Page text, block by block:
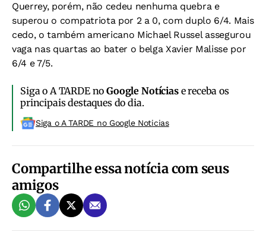
Querrey, porém, não cedeu nenhuma quebra e
superou o compatriota por 2 a 0, com duplo 6/4. Mais
cedo, o também americano Michael Russel assegurou
vaga nas quartas ao bater o belga Xavier Malisse por
6/4 e 7/5.
Siga o A TARDE noGoogle Notíciase receba os
principais destaques do dia.
Siga o A TARDE no Google Noticias
Compartilhe essa notícia com seus
amigos